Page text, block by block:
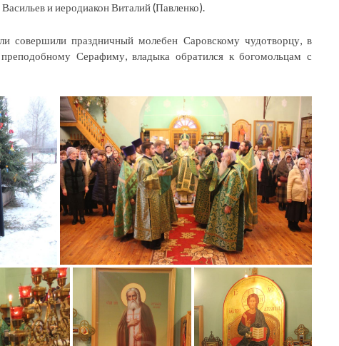
и иеродиакон Виталий (Павленко).
совершили праздничный молебен Саровскому чудотворцу, в
Серафиму, владыка обратился к богомольцам с